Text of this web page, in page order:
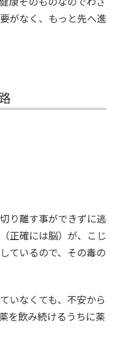
がなく、もっと先へ進
り離す事ができずに逃
正確には脳）が、こじ
ているので、その毒の
いなくても、不安から
を飲み続けるうちに薬